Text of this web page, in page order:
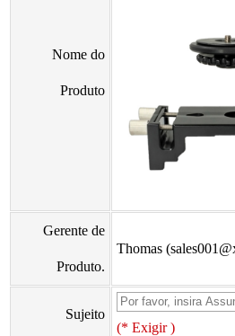
Nome do
Produto
Gerente de
Produto.
Thomas
Sujeito
(* Exigir )